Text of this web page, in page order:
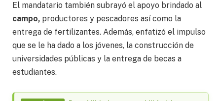
El mandatario también subrayó el apoyo brindado al
campo, productores y pescadores así como la
entrega de fertilizantes. Además, enfatizó el impulso
que se le ha dado a los jóvenes, la construcción de
universidades públicas y la entrega de becas a
estudiantes.